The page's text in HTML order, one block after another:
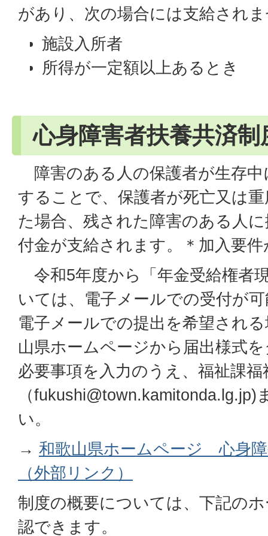
があり、次の場合には支給され
施設入所者
所得が一定額以上あるとき
心身障害者扶養共済制
障害のある人の保護者が生存中
することで、保護者が死亡又は
た場合、残された障害のある人
付金が支給されます。＊加入要
令和5年度から「年金受給権者
いては、電子メールでの受付が
電子メールでの提出を希望され
山県ホームページから届出様式
必要事項を入力のうえ、福祉課福
（
い。
→ 和歌山県ホームページ 心身
（外部リンク）
制度の概要については、下記の
認できます。